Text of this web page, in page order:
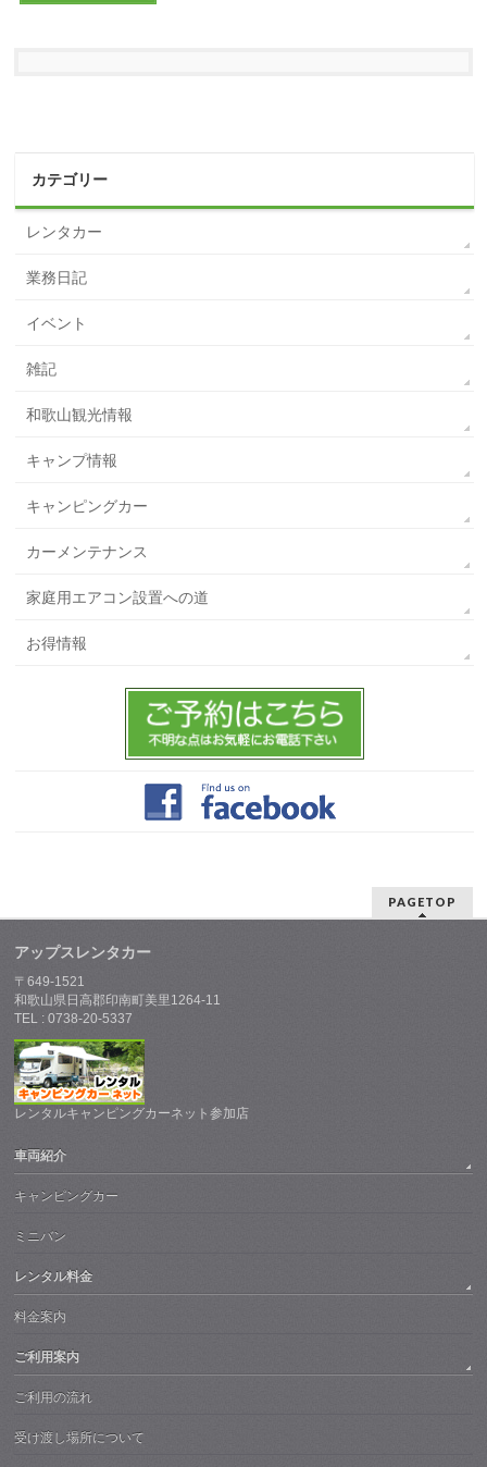
カテゴリー
レンタカー
業務日記
イベント
雑記
和歌山観光情報
キャンプ情報
キャンピングカー
カーメンテナンス
家庭用エアコン設置への道
お得情報
PAGETOP
アップスレンタカー
〒649-1521
和歌山県日高郡印南町美里1264-11
TEL : 0738-20-5337
レンタルキャンピングカーネット参加店
車両紹介
キャンピングカー
ミニバン
レンタル料金
料金案内
ご利用案内
ご利用の流れ
受け渡し場所について